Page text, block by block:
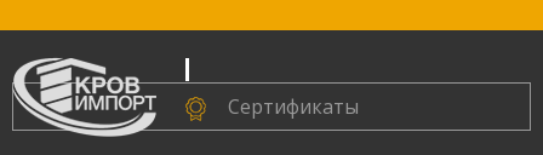
Сертификаты